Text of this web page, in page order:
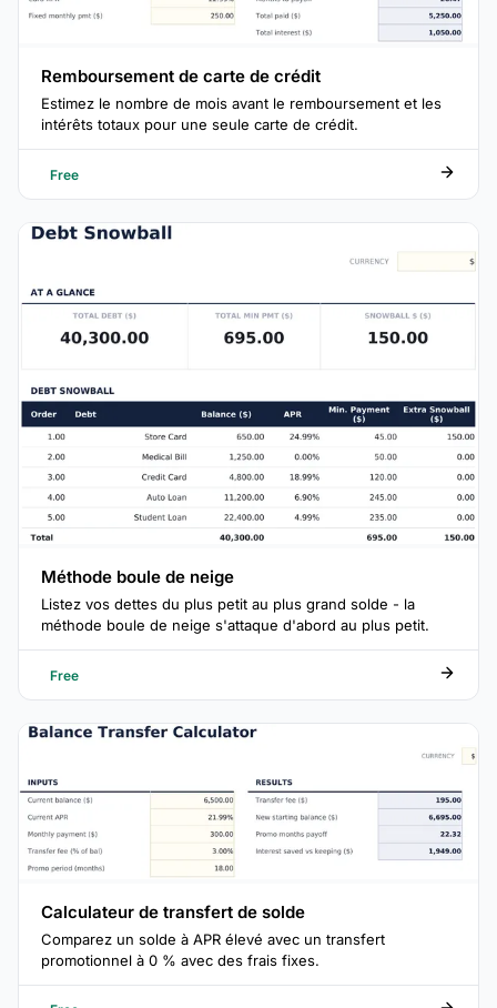
Remboursement de carte de crédit
Estimez le nombre de mois avant le remboursement et les
intérêts totaux pour une seule carte de crédit.
Free
Méthode boule de neige
Listez vos dettes du plus petit au plus grand solde - la
méthode boule de neige s'attaque d'abord au plus petit.
Free
Calculateur de transfert de solde
Comparez un solde à APR élevé avec un transfert
promotionnel à 0 % avec des frais fixes.